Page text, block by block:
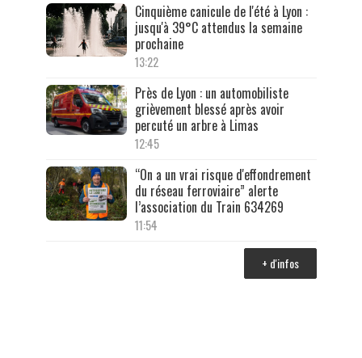
Cinquième canicule de l'été à Lyon :
jusqu'à 39°C attendus la semaine
prochaine
13:22
Près de Lyon : un automobiliste
grièvement blessé après avoir
percuté un arbre à Limas
12:45
“On a un vrai risque d'effondrement
du réseau ferroviaire” alerte
l’association du Train 634269
11:54
+ d'infos